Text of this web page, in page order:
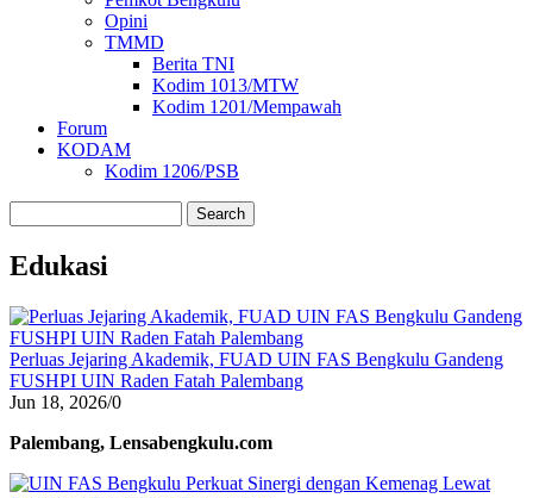
Opini
TMMD
Berita TNI
Kodim 1013/MTW
Kodim 1201/Mempawah
Forum
KODAM
Kodim 1206/PSB
Edukasi
Perluas Jejaring Akademik, FUAD UIN FAS Bengkulu Gandeng
FUSHPI UIN Raden Fatah Palembang
Jun 18, 2026/0
Palembang, Lensabengkulu.com